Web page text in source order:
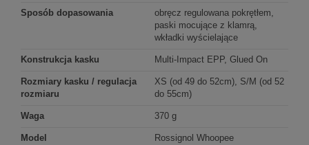
Sposób dopasowania
obręcz regulowana pokrętłem,
paski mocujące z klamrą,
wkładki wyścielające
Konstrukcja kasku Multi-Impact EPP, Glued On
Rozmiary kasku / regulacja
rozmiaru
XS (od 49 do 52cm), S/M (od 52
do 55cm)
Waga 370 g
Model Rossignol Whoopee